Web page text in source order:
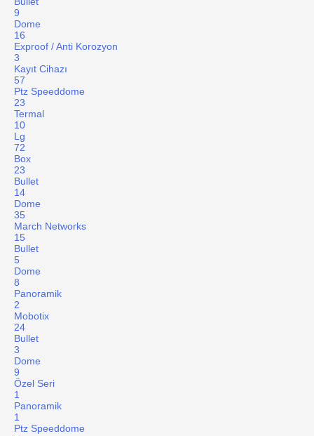
9
Dome
16
Exproof / Anti Korozyon
3
Kayıt Cihazı
57
Ptz Speeddome
23
Termal
10
Lg
72
Box
23
Bullet
14
Dome
35
March Networks
15
Bullet
5
Dome
8
Panoramik
2
Mobotix
24
Bullet
3
Dome
9
Özel Seri
1
Panoramik
1
Ptz Speeddome